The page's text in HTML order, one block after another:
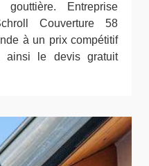
Entreprise
Couverture 58
à un prix compétitif
ainsi le devis gratuit